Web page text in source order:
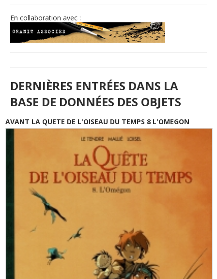
En collaboration avec :
DERNIÈRES ENTRÉES DANS LA
BASE DE DONNÉES DES OBJETS
AVANT LA QUETE DE L'OISEAU DU TEMPS 8 L'OMEGON